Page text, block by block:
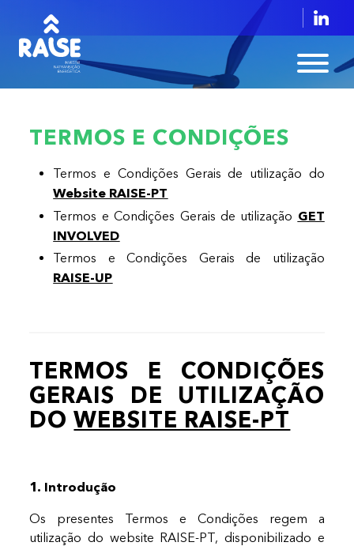
TERMOS E CONDIÇÕES
Termos e Condições Gerais de utilização do
Website RAISE-PT
Termos e Condições Gerais de utilização GET
INVOLVED
Termos e Condições Gerais de utilização
RAISE-UP
TERMOS E CONDIÇÕES
GERAIS DE UTILIZAÇÃO
DOWEBSITE RAISE-PT
1. Introdução
Os presentes Termos e Condições regem a
utilização do website RAISE-PT, disponibilizado e